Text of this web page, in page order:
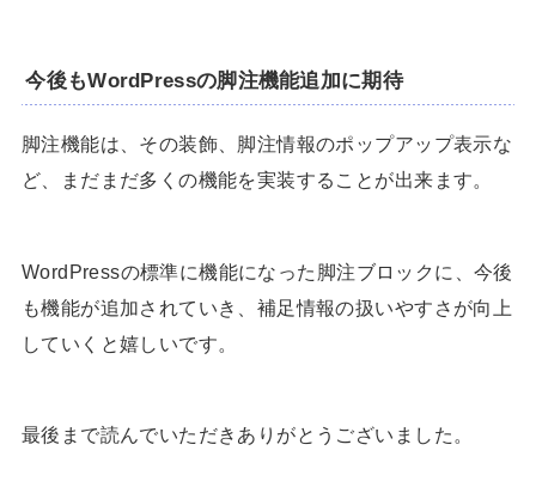
今後もWordPressの脚注機能追加に期待
脚注機能は、その装飾、脚注情報のポップアップ表示な
ど、まだまだ多くの機能を実装することが出来ます。
WordPressの標準に機能になった脚注ブロックに、今後
も機能が追加されていき、補足情報の扱いやすさが向上
していくと嬉しいです。
最後まで読んでいただきありがとうございました。